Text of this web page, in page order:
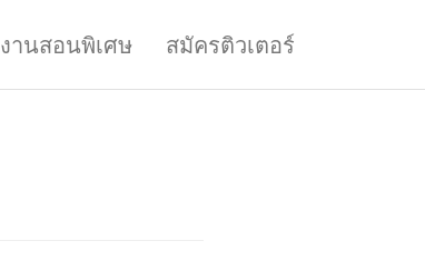
งานสอนพิเศษ สมัครติวเตอร์